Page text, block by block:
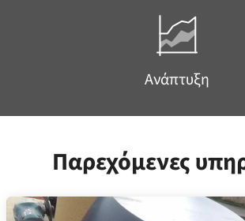
Ανάπτυξη
Παρεχόμενες